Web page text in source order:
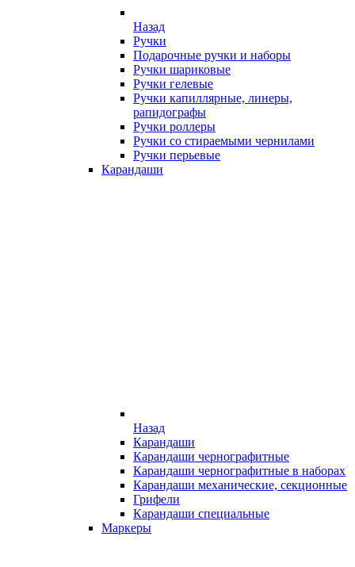
Назад
Ручки
Подарочные ручки и наборы
Ручки шариковые
Ручки гелевые
Ручки капиллярные, линеры,
рапидографы
Ручки роллеры
Ручки со стираемыми чернилами
Ручки перьевые
Карандаши
Назад
Карандаши
Карандаши чернографитные
Карандаши чернографитные в наборах
Карандаши механические, секционные
Грифели
Карандаши специальные
Маркеры